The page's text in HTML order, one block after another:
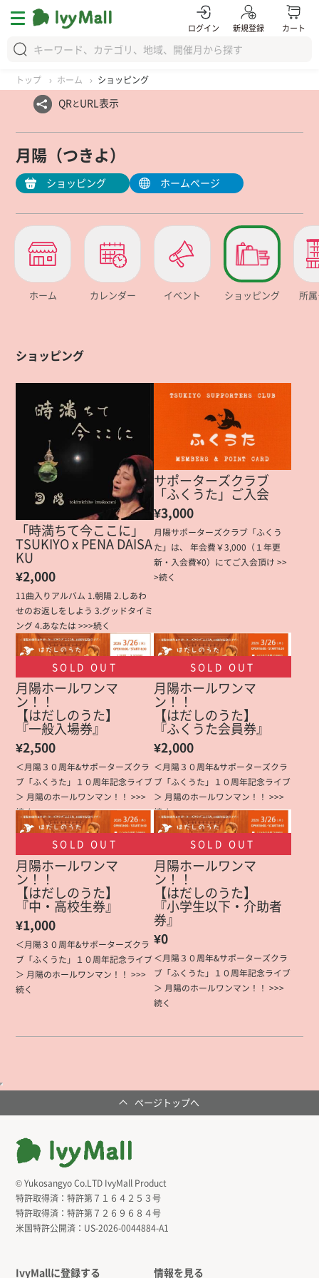
ログイン 新規登録 カート
トップ ホーム ショッピング
QRとURL表示
月陽（つきよ）
ショッピング ホームページ
ホーム カレンダー イベント ショッピング 所
ショッピング
「時満ちて今ここに」
TSUKIYO x PENA DAISA
KU
¥2,000
11曲入りアルバム 1.朝陽 2.しあわ
せのお返しをしよう 3.グッドタイミ
ング 4.あなたは >>>続く
サポーターズクラブ
「ふくうた」ご入会
¥3,000
月陽サポーターズクラブ「ふくう
た」は、 年会費￥3,000（１年更
新・入会費¥0）にてご入会頂け >>
>続く
SOLD OUT
月陽ホールワンマ
ン！！
【はだしのうた】
『一般入場券』
¥2,500
＜月陽３０周年&サポーターズクラ
ブ「ふくうた」１０周年記念ライブ
＞ 月陽のホールワンマン！！ >>>
続く
SOLD OUT
月陽ホールワンマ
ン！！
【はだしのうた】
『ふくうた会員券』
¥2,000
＜月陽３０周年&サポーターズクラ
ブ「ふくうた」１０周年記念ライブ
＞ 月陽のホールワンマン！！ >>>
続く
SOLD OUT
月陽ホールワンマ
ン！！
【はだしのうた】
『中・高校生券』
¥1,000
＜月陽３０周年&サポーターズクラ
ブ「ふくうた」１０周年記念ライブ
＞ 月陽のホールワンマン！！ >>>
続く
SOLD OUT
月陽ホールワンマ
ン！！
【はだしのうた】
『小学生以下・介助者
券』
¥0
＜月陽３０周年&サポーターズクラ
ブ「ふくうた」１０周年記念ライブ
＞ 月陽のホールワンマン！！ >>>
続く
ページトップへ
© Yukosangyo Co.LTD IvyMall Product
特許取得済：特許第７１６４２５３号
特許取得済：特許第７２６９６８４号
米国特許公開済： US-2026-0044884-A1
IvyMallに登録する 情報を見る